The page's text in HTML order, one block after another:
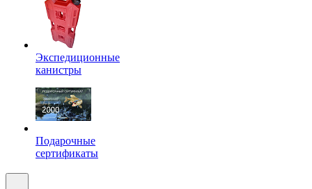
Экспедиционные
канистры
Подарочные
сертификаты